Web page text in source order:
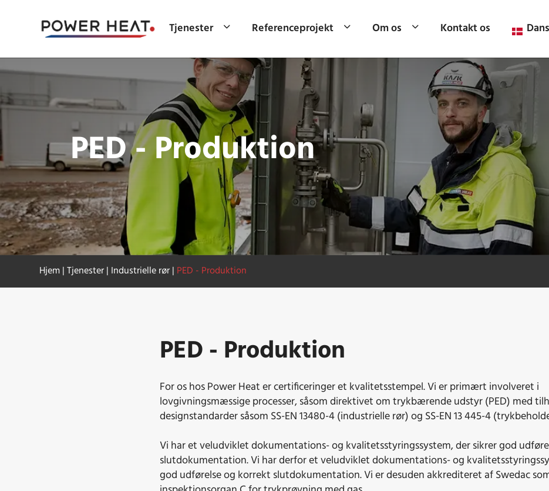
Tjenester Referenceprojekt Om os Kontakt os
PED - Produktion
Hjem |Tjenester| Industrielle rør| PED - Produktion
PED - Produktion
For os hos Power Heat er certificeringer et kvalitetsstempel. Vi er primært involveret i
lovgivningsmæssige processer, såsom direktivet om trykbærende udstyr (PED) med
designstandarder såsom SS-EN 13480-4 (industrielle rør) og SS-EN 13 445-4
Vi har et veludviklet dokumentations- og kvalitetsstyringssystem, der sikrer god
slutdokumentation. Vi har derfor et veludviklet dokumentations- og
god udførelse og korrekt slutdokumentation. Vi er desuden akkrediteret af Swedac